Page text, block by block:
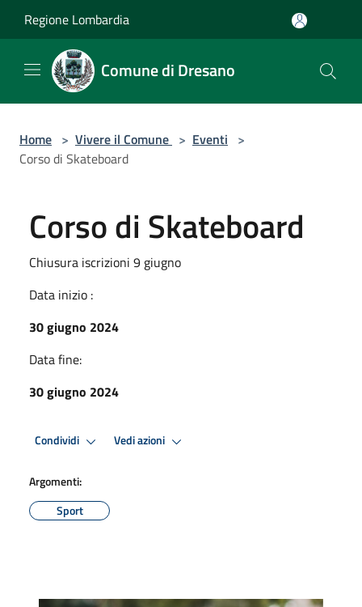
Regione Lombardia
Comune di Dresano
Home > Vivere il Comune > Eventi >
Corso di Skateboard
Corso di Skateboard
Chiusura iscrizioni 9 giugno
Data inizio :
30 giugno 2024
Data fine:
30 giugno 2024
Condividi Vedi azioni
Argomenti:
Sport